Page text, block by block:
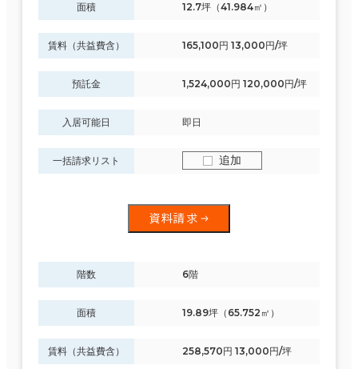
面積 12.7坪（41.984㎡）
賃料（共益費含） 165,100円 13,000円/坪
預託金 1,524,000円 120,000円/坪
入居可能日 即日
一括請求リスト 追加
資料請求
階数 6階
面積 19.89坪（65.752㎡）
賃料（共益費含） 258,570円 13,000円/坪